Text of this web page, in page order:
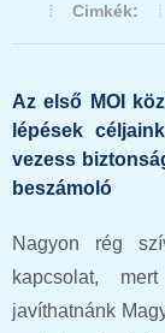
Cimkék:
Az első MOI
lépések
vezess
beszámoló
Nagyon rég
kapcsolat,
javíthatnánk